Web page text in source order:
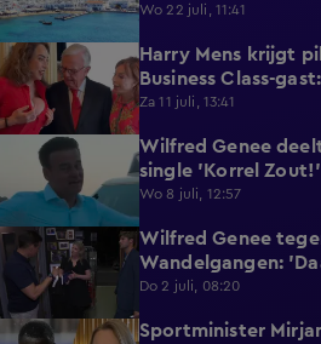
reageert met
Wo 22 juli, 11:41
0:17
Harry Mens krijgt
Business Class-
knoopje losdoen?'
Za 11 juli, 13:41
0:37
Wilfred Genee
single 'Korrel Zout!'
Wo 8 juli, 12:57
6:55
Wilfred Genee
Wandelgangen:
mee!'
Do 2 juli, 08:20
1:18
Sportminister